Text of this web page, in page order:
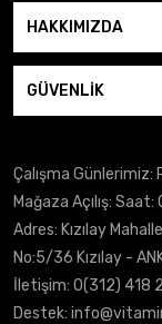
HAKKIMIZDA
GÜVENLİK
Çalışma
Mağaza Açılış:
Adres: Kızılay
No:5/36 Kızılay -
İletişim: 0(312) 418
Destek: